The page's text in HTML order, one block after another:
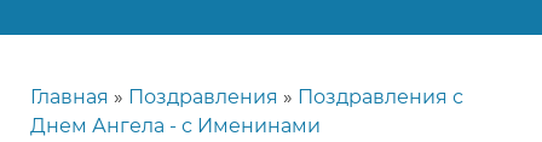
Строка
Главная Поздравления
Поздравления с
Днем Ангела - с Именинами